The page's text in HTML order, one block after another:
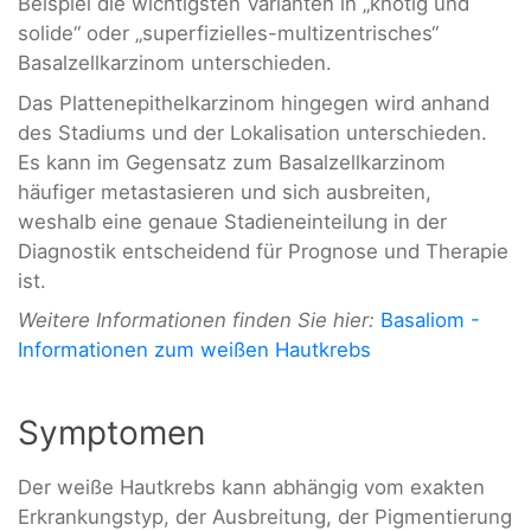
solide“ oder „superfizielles-multizentrisches“
Basalzellkarzinom unterschieden.
Das Plattenepithelkarzinom hingegen wird anhand
des Stadiums und der Lokalisation unterschieden.
Es kann im Gegensatz zum Basalzellkarzinom
häufiger metastasieren und sich ausbreiten,
weshalb eine genaue Stadieneinteilung in der
Diagnostik entscheidend für Prognose und Therapie
ist.
Weitere Informationen finden Sie hier: Basaliom -
Informationen zum weißen Hautkrebs
Symptomen
Der weiße Hautkrebs kann abhängig vom exakten
Erkrankungstyp, der Ausbreitung, der Pigmentierung